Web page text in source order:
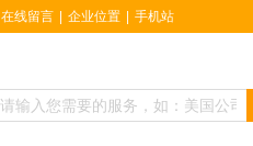
在线留言 企业位置 手机站